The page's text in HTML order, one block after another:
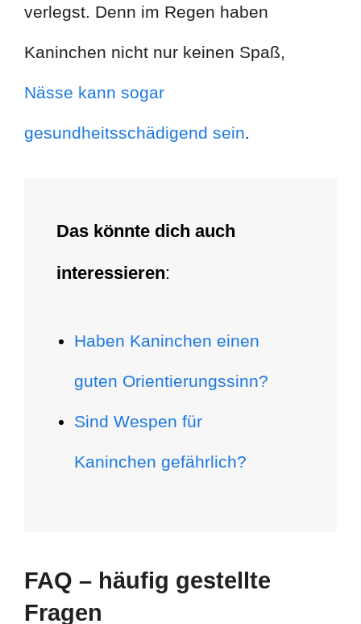
verlegst. Denn im Regen haben
Kaninchen nicht nur keinen Spaß,
Nässe kann sogar
gesundheitsschädigend sein.
Das könnte dich auch
interessieren:
Haben Kaninchen einen
guten Orientierungssinn?
Sind Wespen für
Kaninchen gefährlich?
FAQ – häufig gestellte
Fragen